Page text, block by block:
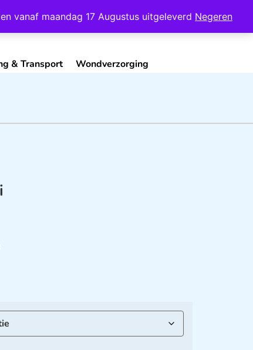
vanaf maandag 17 Augustus uitgeleverd Negeren
Account Contact
& Transport Wondverzorging